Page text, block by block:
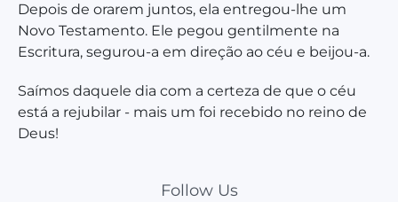
Depois de orarem juntos, ela entregou-lhe um
Novo Testamento. Ele pegou gentilmente na
Escritura, segurou-a em direção ao céu e beijou-a.
Saímos daquele dia com a certeza de que o céu
está a rejubilar - mais um foi recebido no reino de
Deus!
Follow Us